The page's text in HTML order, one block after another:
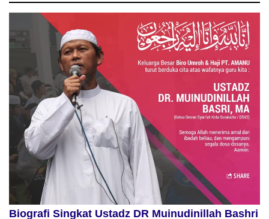
Biografi Singkat Ustadz DR Muinudinillah Bashri